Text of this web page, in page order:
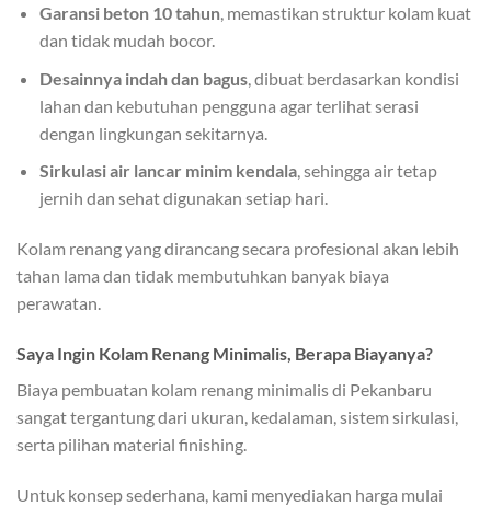
Garansi beton 10 tahun, memastikan struktur kolam kuat
dan tidak mudah bocor.
Desainnya indah dan bagus, dibuat berdasarkan kondisi
lahan dan kebutuhan pengguna agar terlihat serasi
dengan lingkungan sekitarnya.
Sirkulasi air lancar minim kendala, sehingga air tetap
jernih dan sehat digunakan setiap hari.
Kolam renang yang dirancang secara profesional akan lebih
tahan lama dan tidak membutuhkan banyak biaya
perawatan.
Saya Ingin Kolam Renang Minimalis, Berapa Biayanya?
Biaya pembuatan kolam renang minimalis di Pekanbaru
sangat tergantung dari ukuran, kedalaman, sistem sirkulasi,
serta pilihan material finishing.
Untuk konsep sederhana, kami menyediakan harga mulai